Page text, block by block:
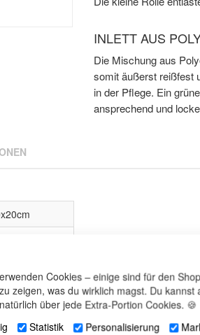
Cookies – einige sind für den
zeigen, was du wirklich magst. Du
über jede Extra-Portion Cookies. 🍪
Statistik Personalisierung
INLETT AUS
Die Mischung aus
somit äußerst reißfest
in der Pflege. Ein
ansprechend und